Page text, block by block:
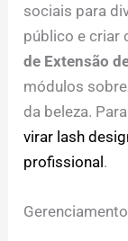
sociais para
público e criar
de Extensão
módulos
da beleza.
virar lash
profissional.